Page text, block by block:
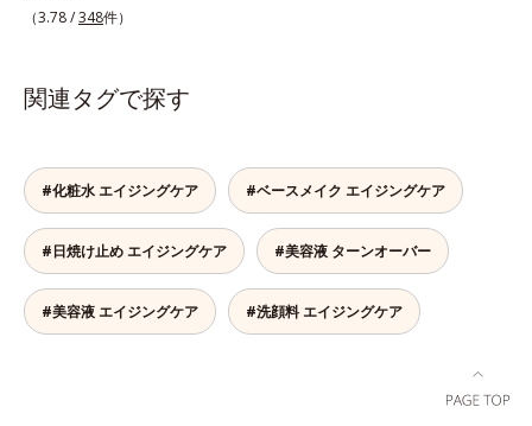
りメラニン(*1)”の生成を抑え、透明
は肌のターンオーバーが低下し、メ
ラニンが肌の奥(*3)で詰まっている
を採用しました。ディープダイレク
ター（ヒメフウロエキス、スターフ
ルーツ葉エキス）が詰まりメラニン
の生成を抑制し、浸透(*4)パワーで
美白成分・速効性ビタミンC誘導体
などの成分をシミの元へ届けます。
みずみずしくスーッと浸透し後肌は
（3.78 /348件）
関連タグで探す
#化粧水 エイジングケア #ベースメイク エイジングケア
#日焼け止め エイジングケア #美容液 ターンオーバー
#美容液 エイジングケア #洗顔料 エイジングケア